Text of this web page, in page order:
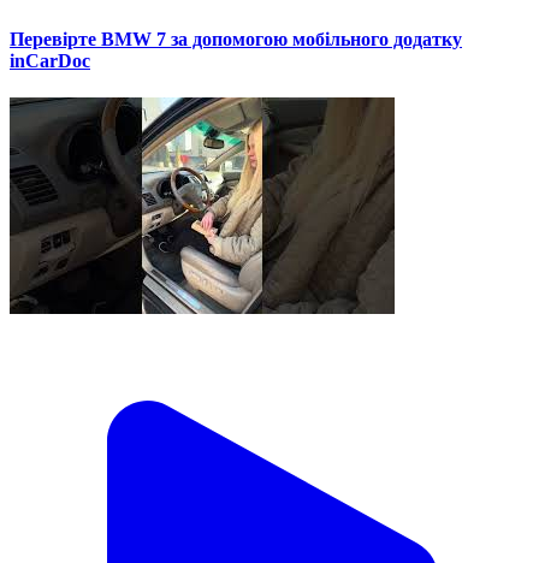
Перевірте BMW 7 за допомогою мобільного додатку
inCarDoc